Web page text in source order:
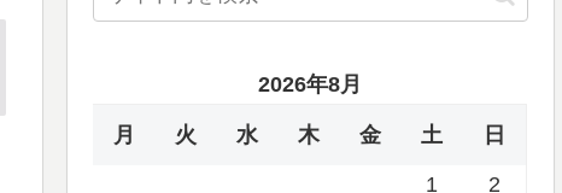
2026年8月
月 火 水 木 金 土 日
1
2